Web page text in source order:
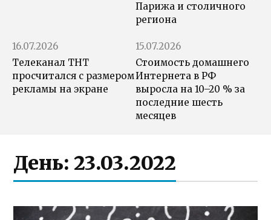
Парижа и столичного
региона
16.07.2026
Телеканал ТНТ
просчитался с размером
рекламы на экране
15.07.2026
Стоимость домашнего
Интернета в РФ
выросла на 10–20 % за
последние шесть
месяцев
День:23.03.2022